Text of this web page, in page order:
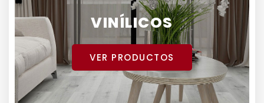
VINÍLICOS
VER PRODUCTOS